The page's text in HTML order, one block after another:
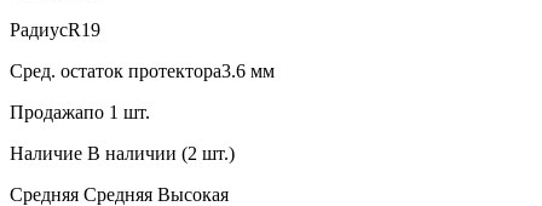
РадиусR19
Сред. остаток протектора3.6 мм
Продажапо 1 шт.
Наличие В наличии (2 шт.)
Средняя Средняя Высокая